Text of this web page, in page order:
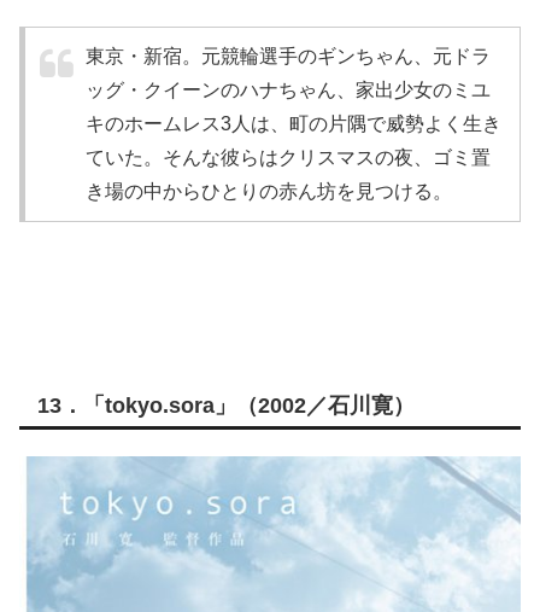
東京・新宿。元競輪選手のギンちゃん、元ドラ
ッグ・クイーンのハナちゃん、家出少女のミユ
キのホームレス3人は、町の片隅で威勢よく生き
ていた。そんな彼らはクリスマスの夜、ゴミ置
き場の中からひとりの赤ん坊を見つける。
13．「tokyo.sora」（2002／石川寛）